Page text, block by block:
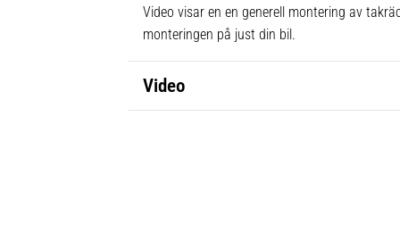
Video visar en en generell montering av
monteringen på just din bil.
Video